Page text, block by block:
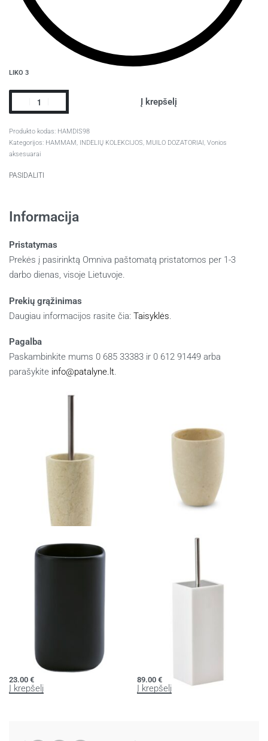
LIKO 3
Į krepšelį
HAMDIS98
Kategorijos: HAMMAM, INDELIŲ KOLEKCIJOS, MUILO DOZATORIAI , Vonios
aksesuarai
PASIDALITI
Informacija
Pristatymas
Prekės į pasirinktą Omniva paštomatą pristatomos per 1-3
darbo dienas, visoje Lietuvoje.
Prekių grąžinimas
Daugiau informacijos rasite čia: Taisyklės.
Pagalba
Paskambinkite mums 0 685 33383 ir 0 612 91449 arba
parašykite info@patalyne.lt.
Į krepšelį
Stiklinė OSCAR
23.00 €
Į krepšelį
89.00 €
Į krepšelį